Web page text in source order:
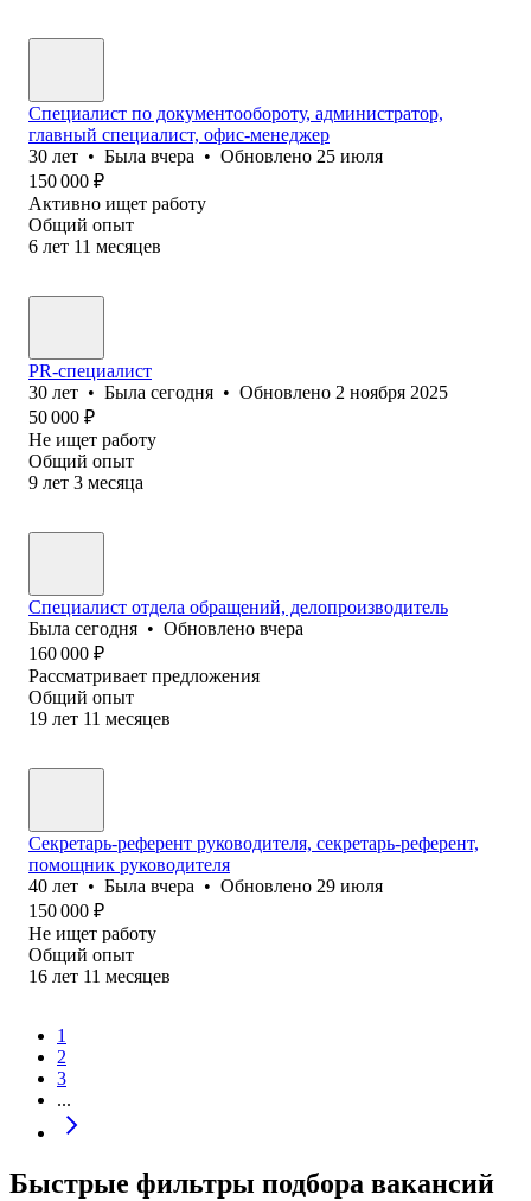
Специалист по документообороту, администратор,
главный специалист, офис-менеджер
30 лет • Была вчера • Обновлено 25 июля
150 000 ₽
Активно ищет работу
Общий опыт
6 лет 11 месяцев
PR-специалист
30 лет • Была сегодня • Обновлено 2 ноября 2025
50 000 ₽
Не ищет работу
Общий опыт
9 лет 3 месяца
Специалист отдела обращений, делопроизводитель
Была сегодня • Обновлено вчера
160 000 ₽
Рассматривает предложения
Общий опыт
19 лет 11 месяцев
Секретарь-референт руководителя, секретарь-референт,
помощник руководителя
40 лет • Была вчера • Обновлено 29 июля
150 000 ₽
Не ищет работу
Общий опыт
16 лет 11 месяцев
1
2
3
...
Быстрые фильтры подбора вакансий